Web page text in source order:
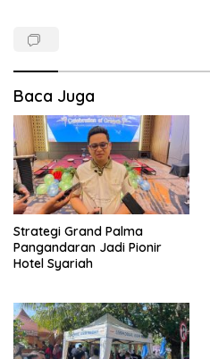
Baca Juga
Strategi Grand Palma
Pangandaran Jadi Pionir
Hotel Syariah